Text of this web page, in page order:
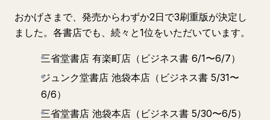
おかげさまで、発売からわずか2日で3刷重版が決定し
ました。各書店でも、続々と1位をいただいています。
三省堂書店 有楽町店（ビジネス書 6/1〜6/7）
ジュンク堂書店 池袋本店（ビジネス書 5/31〜
6/6）
三省堂書店 池袋本店（ビジネス書 5/30〜6/5）